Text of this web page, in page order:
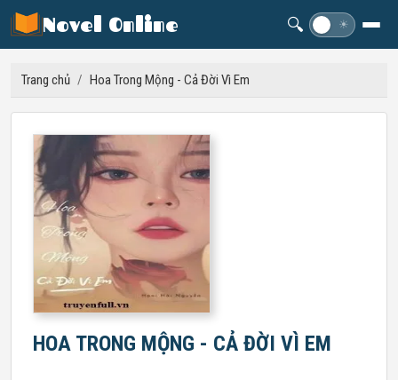
Novel Online 🔍 ☀
Trang chủ / Hoa Trong Mộng - Cả Đời Vì Em
HOA TRONG MỘNG - CẢ ĐỜI VÌ EM